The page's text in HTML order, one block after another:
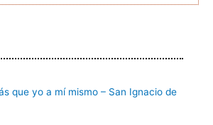
PáginaPáginaPáginaPáginaPágina